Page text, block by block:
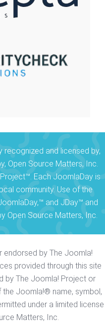
and licensed by,
Open Source Matters, Inc.
Each JoomlaDay is
community. Use of the
and JDay™ and
Open Source Matters, Inc.
endorsed by The Joomla!
provided through this site
by The Joomla! Project or
the Joomla!® name, symbol,
under a limited license
Matters, Inc.